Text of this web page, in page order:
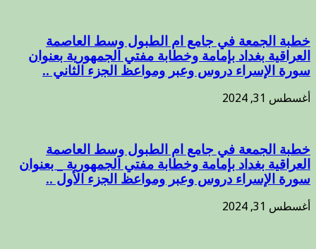
خطبة الجمعة في جامع ام الطبول وسط العاصمة
العراقية بغداد بإمامة وخطابة مفتي الجمهورية بعنوان
سورة الإسراء دروس وعبر ومواعظ الجزء الثاني ..
أغسطس 31, 2024
خطبة الجمعة في جامع ام الطبول وسط العاصمة
العراقية بغداد بإمامة وخطابة مفتي الجمهورية _ بعنوان
سورة الإسراء دروس وعبر ومواعظ الجزء الأول ..
أغسطس 31, 2024